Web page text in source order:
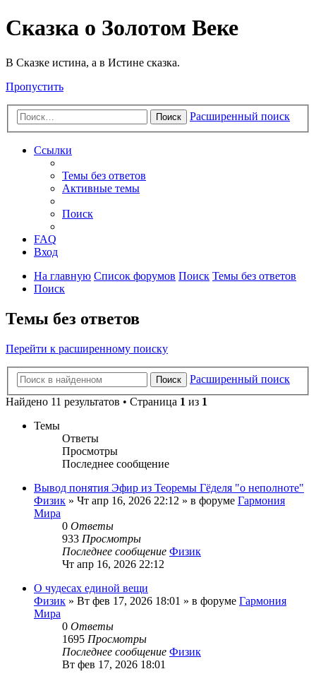
Сказка о Золотом Веке
В Сказке истина, а в Истине сказка.
Пропустить
Поиск Расширенный поиск
Ссылки
Темы без ответов
Активные темы
Поиск
FAQ
Вход
На главную Список форумов Поиск Темы без ответов
Поиск
Темы без ответов
Перейти к расширенному поиску
Поиск
Расширенный поиск
Найдено 11 результатов • Страница 1 из 1
Темы
Ответы
Просмотры
Последнее сообщение
Вывод понятия Эфир из Теоремы Гёделя "о неполноте"
Физик » Чт апр 16, 2026 22:12 » в форуме Гармония
Мира
0 Ответы
933 Просмотры
Последнее сообщение Физик
Чт апр 16, 2026 22:12
О чудесах единой вещи
Физик » Вт фев 17, 2026 18:01 » в форуме Гармония
Мира
0 Ответы
1695 Просмотры
Последнее сообщение Физик
Вт фев 17, 2026 18:01